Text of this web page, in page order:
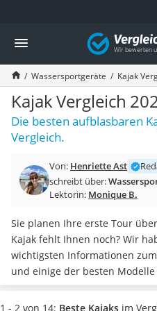
Die beliebtesten Vergleiche nach
Freizeit & Sport
Gartentrampolin
Trampolin
Metalldetektor
Eufab-Fahrradträger
Trampolin 366 cm
Fahrradschloss
Futterboot
Air Bike
Trekkingschuhe Herren
Reisetasche mit Rollen
Klimmzugstation
Koffer
Nachtsichtgerät
Faltschloss
Vergleich
Wassersportgeräte Kajak
Kajak Vergleich
Die besten aufblasbaren
Vergleich.
Von: Henriette Ast
schreibt über:
Lektorin: Monique B.
Sie planen Ihre erste Tour
Kajak fehlt Ihnen noch? Wir
wichtigsten Informationen
und einige der besten
verglichen. Neben der
maximale Zuladung eines der
1 - 2 von 14: Beste Kajaks im